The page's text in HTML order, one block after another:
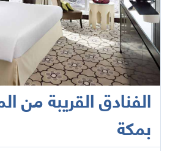
الفنادق القريبة من
بمكة